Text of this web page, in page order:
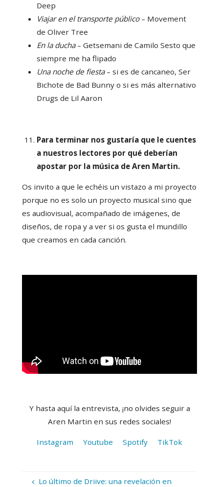
Deep
Viajar en el transporte público– Movement
de Oliver Tree
En la ducha– Getsemani de Camilo Sesto que
siempre me ha flipado
Una noche de fiesta– si es de cancaneo, Ser
Bichote de Bad Bunny o si es más alternativo
Drugs de Lil Aaron
Para terminar nos gustaría que le cuentes
a nuestros lectores por qué deberían
apostar por la música de Aren Martin.
Os invito a que le echéis un vistazo a mi proyecto
porque no es solo un proyecto musical sino que
es audiovisual, acompañado de imágenes, de
diseños, de ropa y a ver si os gusta el mundillo
que creamos en cada canción.
Y hasta aquí la entrevista, ¡no olvides seguir a
Aren Martin en sus redes sociales!
Instagram Youtube Spotify TikTok
Lo último de Driive: una revelación en